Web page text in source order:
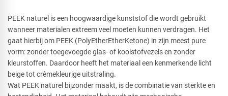
PEEK naturel is een hoogwaardige kunststof die wordt gebruikt
wanneer materialen extreem veel moeten kunnen verdragen. Het
gaat hierbij om PEEK (PolyEtherEtherKetone) in zijn meest pure
vorm: zonder toegevoegde glas- of koolstofvezels en zonder
kleurstoffen. Daardoor heeft het materiaal een kenmerkende licht
beige tot crèmekleurige uitstraling.
Wat PEEK naturel bijzonder maakt, is de combinatie van sterkte en